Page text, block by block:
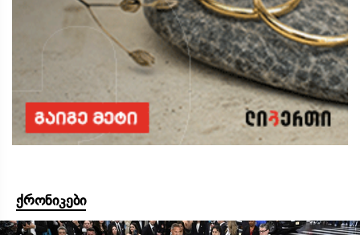
ქრონიკები